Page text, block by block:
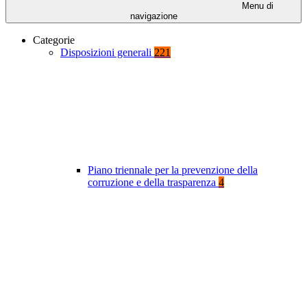
Menu di
navigazione
Categorie
Disposizioni generali 221
Piano triennale per la prevenzione della
corruzione e della trasparenza 4